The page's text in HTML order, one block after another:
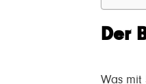
Der
Was mit